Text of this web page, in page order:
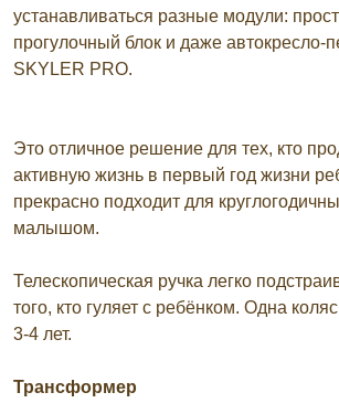
устанавливаться разные модули:
прогулочный блок и даже автокресло-
SKYLER PRO.
Это отличное решение для тех, кто
активную жизнь в первый год жизни
прекрасно подходит для
малышом.
Телескопическая ручка легко
того, кто гуляет с ребёнком. Одна
3-4 лет.
Трансформер